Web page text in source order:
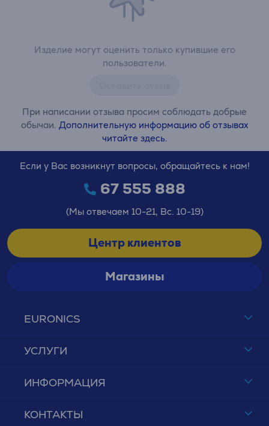
Изделие могут оценить только купившие его
пользователи.
При написании отзыва просим соблюдать добрые
обычаи. Дополнительную информацию об отзывах
читайте здесь.
EURONICS
УСЛУГИ
ИНФОРМАЦИЯ
КОНТАКТЫ
Если у Вас возникнут вопросы, обращайтесь к нам!
67 555 888
(Мы отвечаем 10-21, Вс. 10-19)
Центр клиентов
Магазины